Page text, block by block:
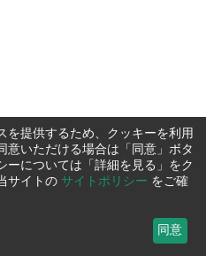
を提供するため、クッキーを利用
意いただける場合は「同意」ボタ
ーについては「詳細を見る」をク
サイトの サイトポリシー をご確
同意